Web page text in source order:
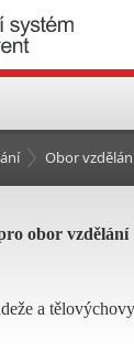
Obor
obor vzdělání
a